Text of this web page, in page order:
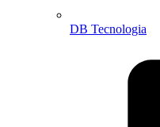
DB Tecnologia